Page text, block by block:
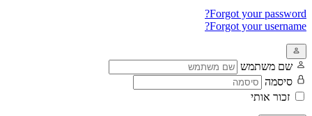
Forgot your password?
Forgot your username?
שם משתמש
סיסמה
זכור אותי